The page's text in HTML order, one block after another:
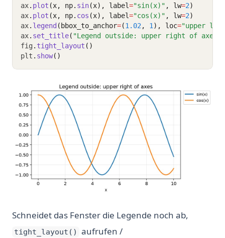
ax. plot (x, np. sin(x), label="sin(x)" , lw=2)
ax. plot (x, np. cos (x), label="cos(x)" , lw=2)
ax. legend (bbox_to_anchor=(1.02 , 1 ), loc="upper
ax. set_title( "Legend outside: upper right of axes"
fig . tight_layout ()
plt . show()
Schneidet das Fenster die Legende noch ab,
tight_layout() aufrufen /